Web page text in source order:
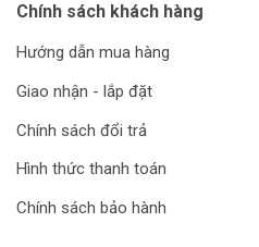
Chính sách khách hàng
Hướng dẫn mua hàng
Giao nhận - lắp đặt
Chính sách đổi trả
Hình thức thanh toán
Chính sách bảo hành